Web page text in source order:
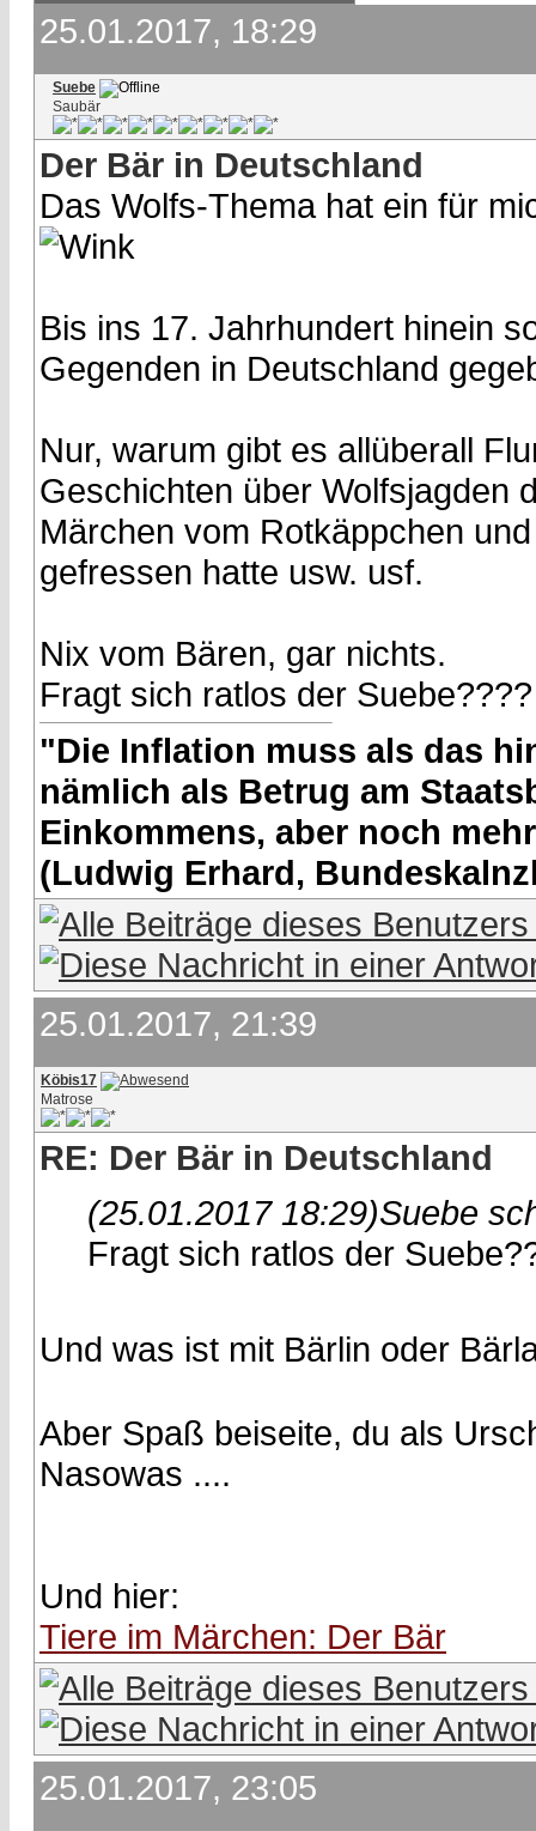
25.01.2017, 18:29
Suebe
Saubär
Der Bär in Deutschland
Das Wolfs-Thema hat ein für
Bis ins 17. Jahrhundert hinein
Gegenden in Deutschland
Nur, warum gibt es allüberall
Geschichten über Wolfsjagden
Märchen vom Rotkäppchen
gefressen hatte usw. usf.
Nix vom Bären, gar nichts.
Fragt sich ratlos der Suebe????
"Die Inflation muss als das
nämlich als Betrug am
Einkommens, aber noch
(Ludwig Erhard,
25.01.2017, 21:39
Köbis17
Matrose
RE: Der Bär in Deutschland
(25.01.2017 18:29)Suebe
Fragt sich ratlos der
Und was ist mit Bärlin oder
Aber Spaß beiseite, du als
Nasowas ....
Und hier:
Tiere im Märchen: Der Bär
25.01.2017, 23:05